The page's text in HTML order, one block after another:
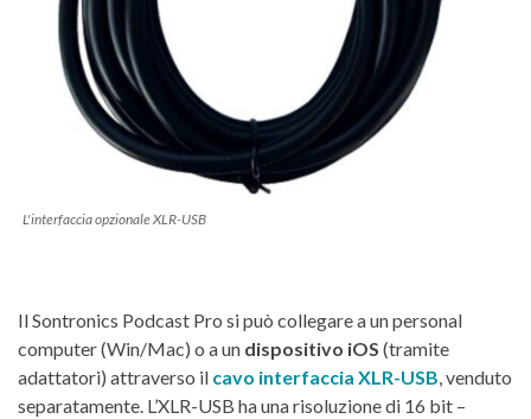
L'interfaccia opzionale XLR-USB
Il Sontronics Podcast Pro si può collegare a un personal
computer (Win/Mac) o a un dispositivo iOS (tramite
adattatori) attraverso il cavo interfaccia XLR-USB, venduto
separatamente. L’XLR-USB ha una risoluzione di 16 bit –